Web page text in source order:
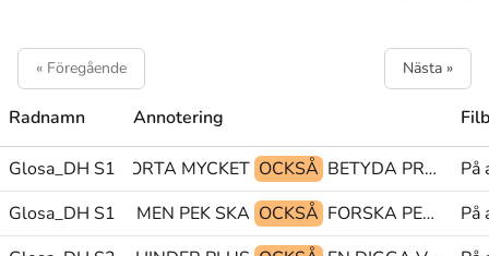
« Föregående Nästa »
Radnamn Annotering
Glosa_DH S1BORTA MYCKET OCKSÅ BETYDA PRO1 PU@g
På
Glosa_DH S1
MEN PEK SKA OCKSÅ FORSKA PEK>långf SKA
På